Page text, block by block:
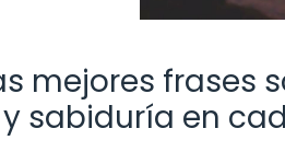
mejores frases
sabiduría en